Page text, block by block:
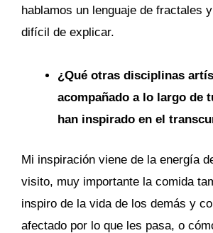
hablamos un lenguaje de fractales
difícil de explicar.
¿Qué otras disciplinas
acompañado a lo largo de
han inspirado en el
Mi inspiración viene de la energía
visito, muy importante la comida
inspiro de la vida de los demás y
afectado por lo que les pasa, o